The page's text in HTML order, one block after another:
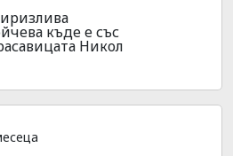
къде е със
Никол